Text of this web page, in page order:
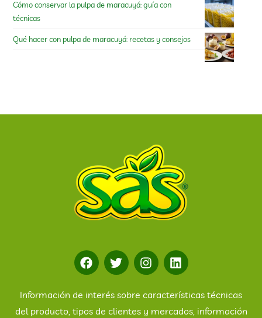
Cómo conservar la pulpa de maracuyá: guía con
técnicas
Qué hacer con pulpa de maracuyá: recetas y consejos
Información de interés sobre características técnicas
del producto, tipos de clientes y mercados, información